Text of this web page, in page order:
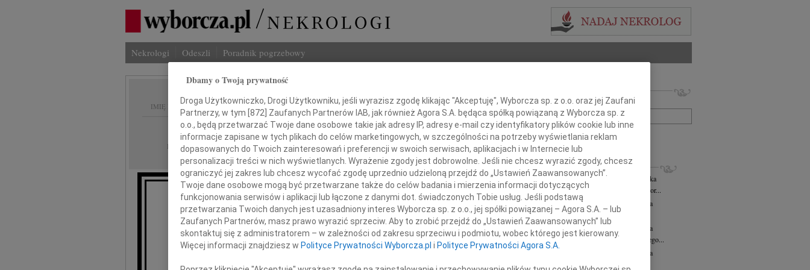
Nekrologi Odeszli Poradnik pogrzebowy
IMIĘ I NAZWISKO:
REGION: Częstochowa, cała Polska
DATA EMISJI: 13.04.2010
W obliczu niewiarygodnej tragedii narodowej
Rodzinom i Najbliższym
Imię i nazwisko lub numer ogłoszenia:
+ szukanie zaawansowane
INNE NEKROLOGI
Małgorzata Kościelska06.08.2026
cała Polska
Z głębokim smutkiem żegnamy Panią Profesor...
Grzegorz Lipowski 06.08.2026
Częstochowa
Z żalem przyjęliśmy wiadomość o śmierci...
Andrzej Morozowski
cała Polska
Żegnamy Andrzeja Morozowskiego Wybitnego...
Andrzej Morozowski
cała Polska
Z głębokim żalem żegnamy Andrzeja...
Dbamy o Twoją prywatność
Droga Użytkowniczko, Drogi Użytkowniku, jeśli wyrazisz zgodę klikając "Akceptuję", Wyborcza sp. z o.o. oraz jej Zaufani
Partnerzy, w tym [872] Zaufanych Partnerów IAB, jak również Agora S.A. będąca spółką powiązaną z Wyborcza sp. z
o.o., będą przetwarzać Twoje dane osobowe takie jak adresy IP, adresy e-mail czy identyfikatory plików cookie lub inne
informacje zapisane w tych plikach do celów marketingowych, w szczególności na potrzeby wyświetlania reklam
dopasowanych do Twoich zainteresowań i preferencji w swoich serwisach, aplikacjach i w Internecie lub
personalizacji treści w nich wyświetlanych. Wyrażenie zgody jest dobrowolne. Jeśli nie chcesz wyrazić zgody, chcesz
ograniczyć jej zakres lub chcesz wycofać zgodę uprzednio udzieloną przejdź do „Ustawień Zaawansowanych”.
Twoje dane osobowe mogą być przetwarzane także do celów badania i mierzenia informacji dotyczących
funkcjonowania serwisów i aplikacji lub łączone z danymi dot. świadczonych Tobie usług. Jeśli podstawą
przetwarzania Twoich danych jest uzasadniony interes Wyborcza sp. z o.o., jej spółki powiązanej – Agora S.A. – lub
Zaufanych Partnerów, masz prawo wyrazić sprzeciw. Aby to zrobić przejdź do „Ustawień Zaawansowanych” lub
skontaktuj się z administratorem – w zależności od zakresu sprzeciwu i podmiotu, wobec którego jest kierowany.
Więcej informacji znajdziesz w Polityce Prywatności Wyborcza.pl i Polityce Prywatności Agora S.A.